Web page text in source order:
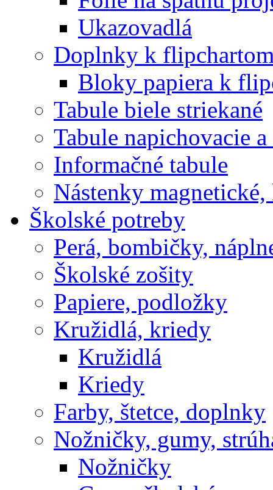
Ukazovadlá
Doplnky k
Bloky papiera k
Tabule biele striekané
Tabule napichovacie
Informačné tabule
Nástenky
Školské potreby
Perá, bombičky,
Školské zošity
Papiere, podložky
Kružidlá, kriedy
Kružidlá
Kriedy
Farby, štetce, doplnky
Nožničky, gumy,
Nožničky